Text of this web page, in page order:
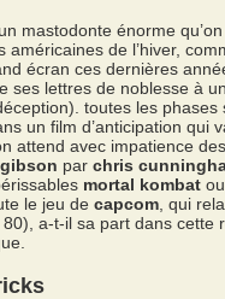
mastodonte énorme
américaines de l’hiver,
écran ces dernières
ses lettres de noblesse à
toutes les
un film d’anticipation qui
attend avec impatience
par chris
mortal kombat ou
le jeu de capcom , qui
a-t-il sa part dans cette